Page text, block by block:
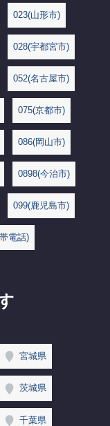
023(山形市)
028(宇都宮市)
052(名古屋市)
075(京都市)
086(岡山市)
0898(今治市)
099(鹿児島市)
電話)
宮城県
茨城県
千葉県